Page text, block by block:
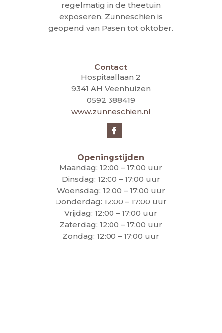
regelmatig in de theetuin
exposeren. Zunneschien is
geopend van Pasen tot oktober.
Contact
Hospitaallaan 2
9341 AH Veenhuizen
0592 388419
www.zunneschien.nl
Openingstijden
Maandag: 12:00 – 17:00 uur
Dinsdag: 12:00 – 17:00 uur
Woensdag: 12:00 – 17:00 uur
Donderdag: 12:00 – 17:00 uur
Vrijdag: 12:00 – 17:00 uur
Zaterdag: 12:00 – 17:00 uur
Zondag: 12:00 – 17:00 uur